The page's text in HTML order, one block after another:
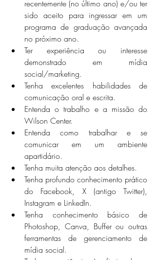
recentemente (no último ano) e/ou ter
sido aceito para ingressar em um
programa de graduação avançada
no próximo ano.
Ter experiência ou interesse
demonstrado em mídia
social/marketing.
Tenha excelentes habilidades de
comunicação oral e escrita.
Entenda o trabalho e a missão do
Wilson Center.
Entenda como trabalhar e se
comunicar em um ambiente
apartidário.
Tenha muita atenção aos detalhes.
Tenha profundo conhecimento prático
do Facebook, X (antigo Twitter),
Instagram e LinkedIn.
Tenha conhecimento básico de
Photoshop, Canva, Buffer ou outras
ferramentas de gerenciamento de
mídia social.